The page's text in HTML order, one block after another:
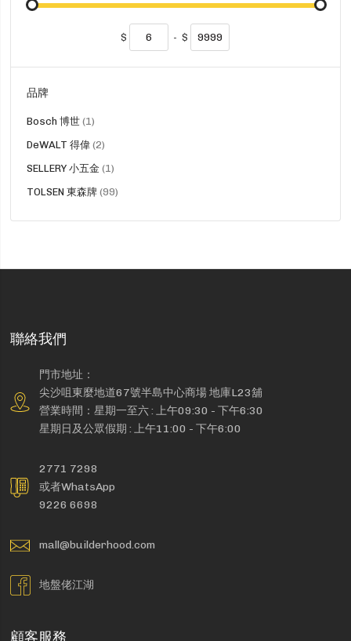
$ - $
品牌
Bosch 博世 1貨
DeWALT 得偉 2貨
SELLERY 小五金 1貨
TOLSEN 東森牌 99貨
聯絡我們
門市地址：
尖沙咀東麼地道67號半島中心商場 地庫L23舖
營業時間：星期一至六 : 上午09:30 - 下午6:30
星期日及公眾假期 : 上午11:00 - 下午6:00
2771 7298
或者WhatsApp
9226 6698
mall@builderhood.com
地盤佬江湖
顧客服務